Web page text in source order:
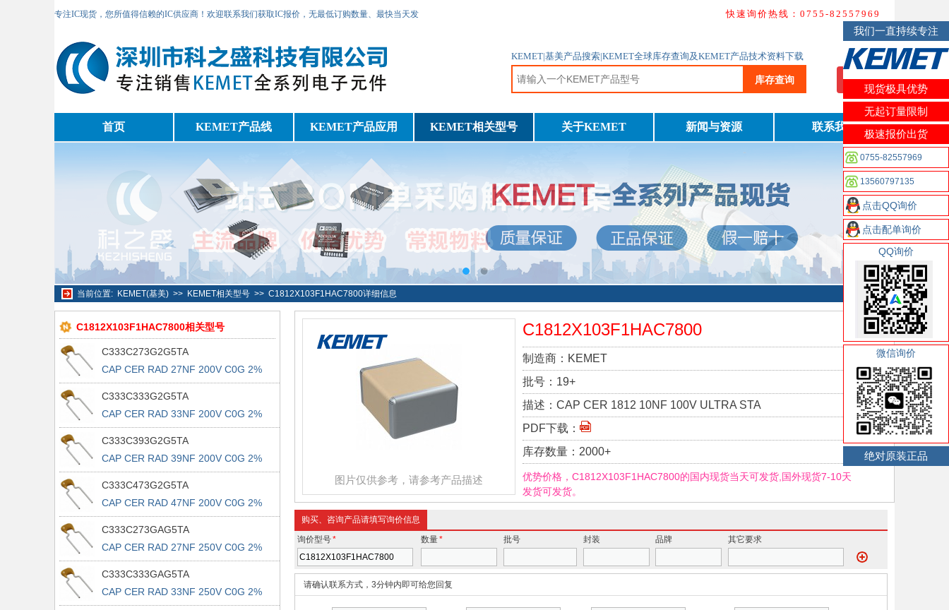
专注IC现货，您所值得信赖的IC供应商！欢迎联系我们获取IC报价，无最低订购数量、最快当天发 快速询价热线：0755-82557969
KEMET|基美产品搜索|KEMET全球库存查询及KEMET产品技术资料下载
库存查询 我要询价
首页 KEMET产品线 KEMET产品应用 KEMET相关型号 关于KEMET 新闻与资源 联系我们
当前位置: KEMET(基美) >> KEMET相关型号 >> C1812X103F1HAC7800详细信息
C1812X103F1HAC7800相关型号
C333C273G2G5TA
CAP CER RAD 27NF 200V C0G 2%
C333C333G2G5TA
CAP CER RAD 33NF 200V C0G 2%
C333C393G2G5TA
CAP CER RAD 39NF 200V C0G 2%
C333C473G2G5TA
CAP CER RAD 47NF 200V C0G 2%
C333C273GAG5TA
CAP CER RAD 27NF 250V C0G 2%
C333C333GAG5TA
CAP CER RAD 33NF 250V C0G 2%
图片仅供参考，请参考产品描述
C1812X103F1HAC7800
制造商： KEMET
批号： 19+
描述： CAP CER 1812 10NF 100V ULTRA STA
PDF下载：
库存数量： 2000+
优势价格，C1812X103F1HAC7800的国内现货当天可发货,国外现货7-10天
发货可发货。
购买、咨询产品请填写询价信息
询价型号* 数量* 批号 封装 品牌 其它要求
请确认联系方式，3分钟内即可给您回复
我们一直持续专注
现货极具优势
无起订量限制
极速报价出货
0755-82557969
13560797135
点击QQ询价
点击配单询价
QQ询价
微信询价
绝对原装正品